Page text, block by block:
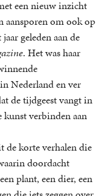
een nieuw inzicht
aansporen om ook op
geleden aan de
. Het was haar
Nederland en ver
de tijdgeest vangt in
kunst verbinden aan
de korte verhalen die
doordacht
plant, een dier, een